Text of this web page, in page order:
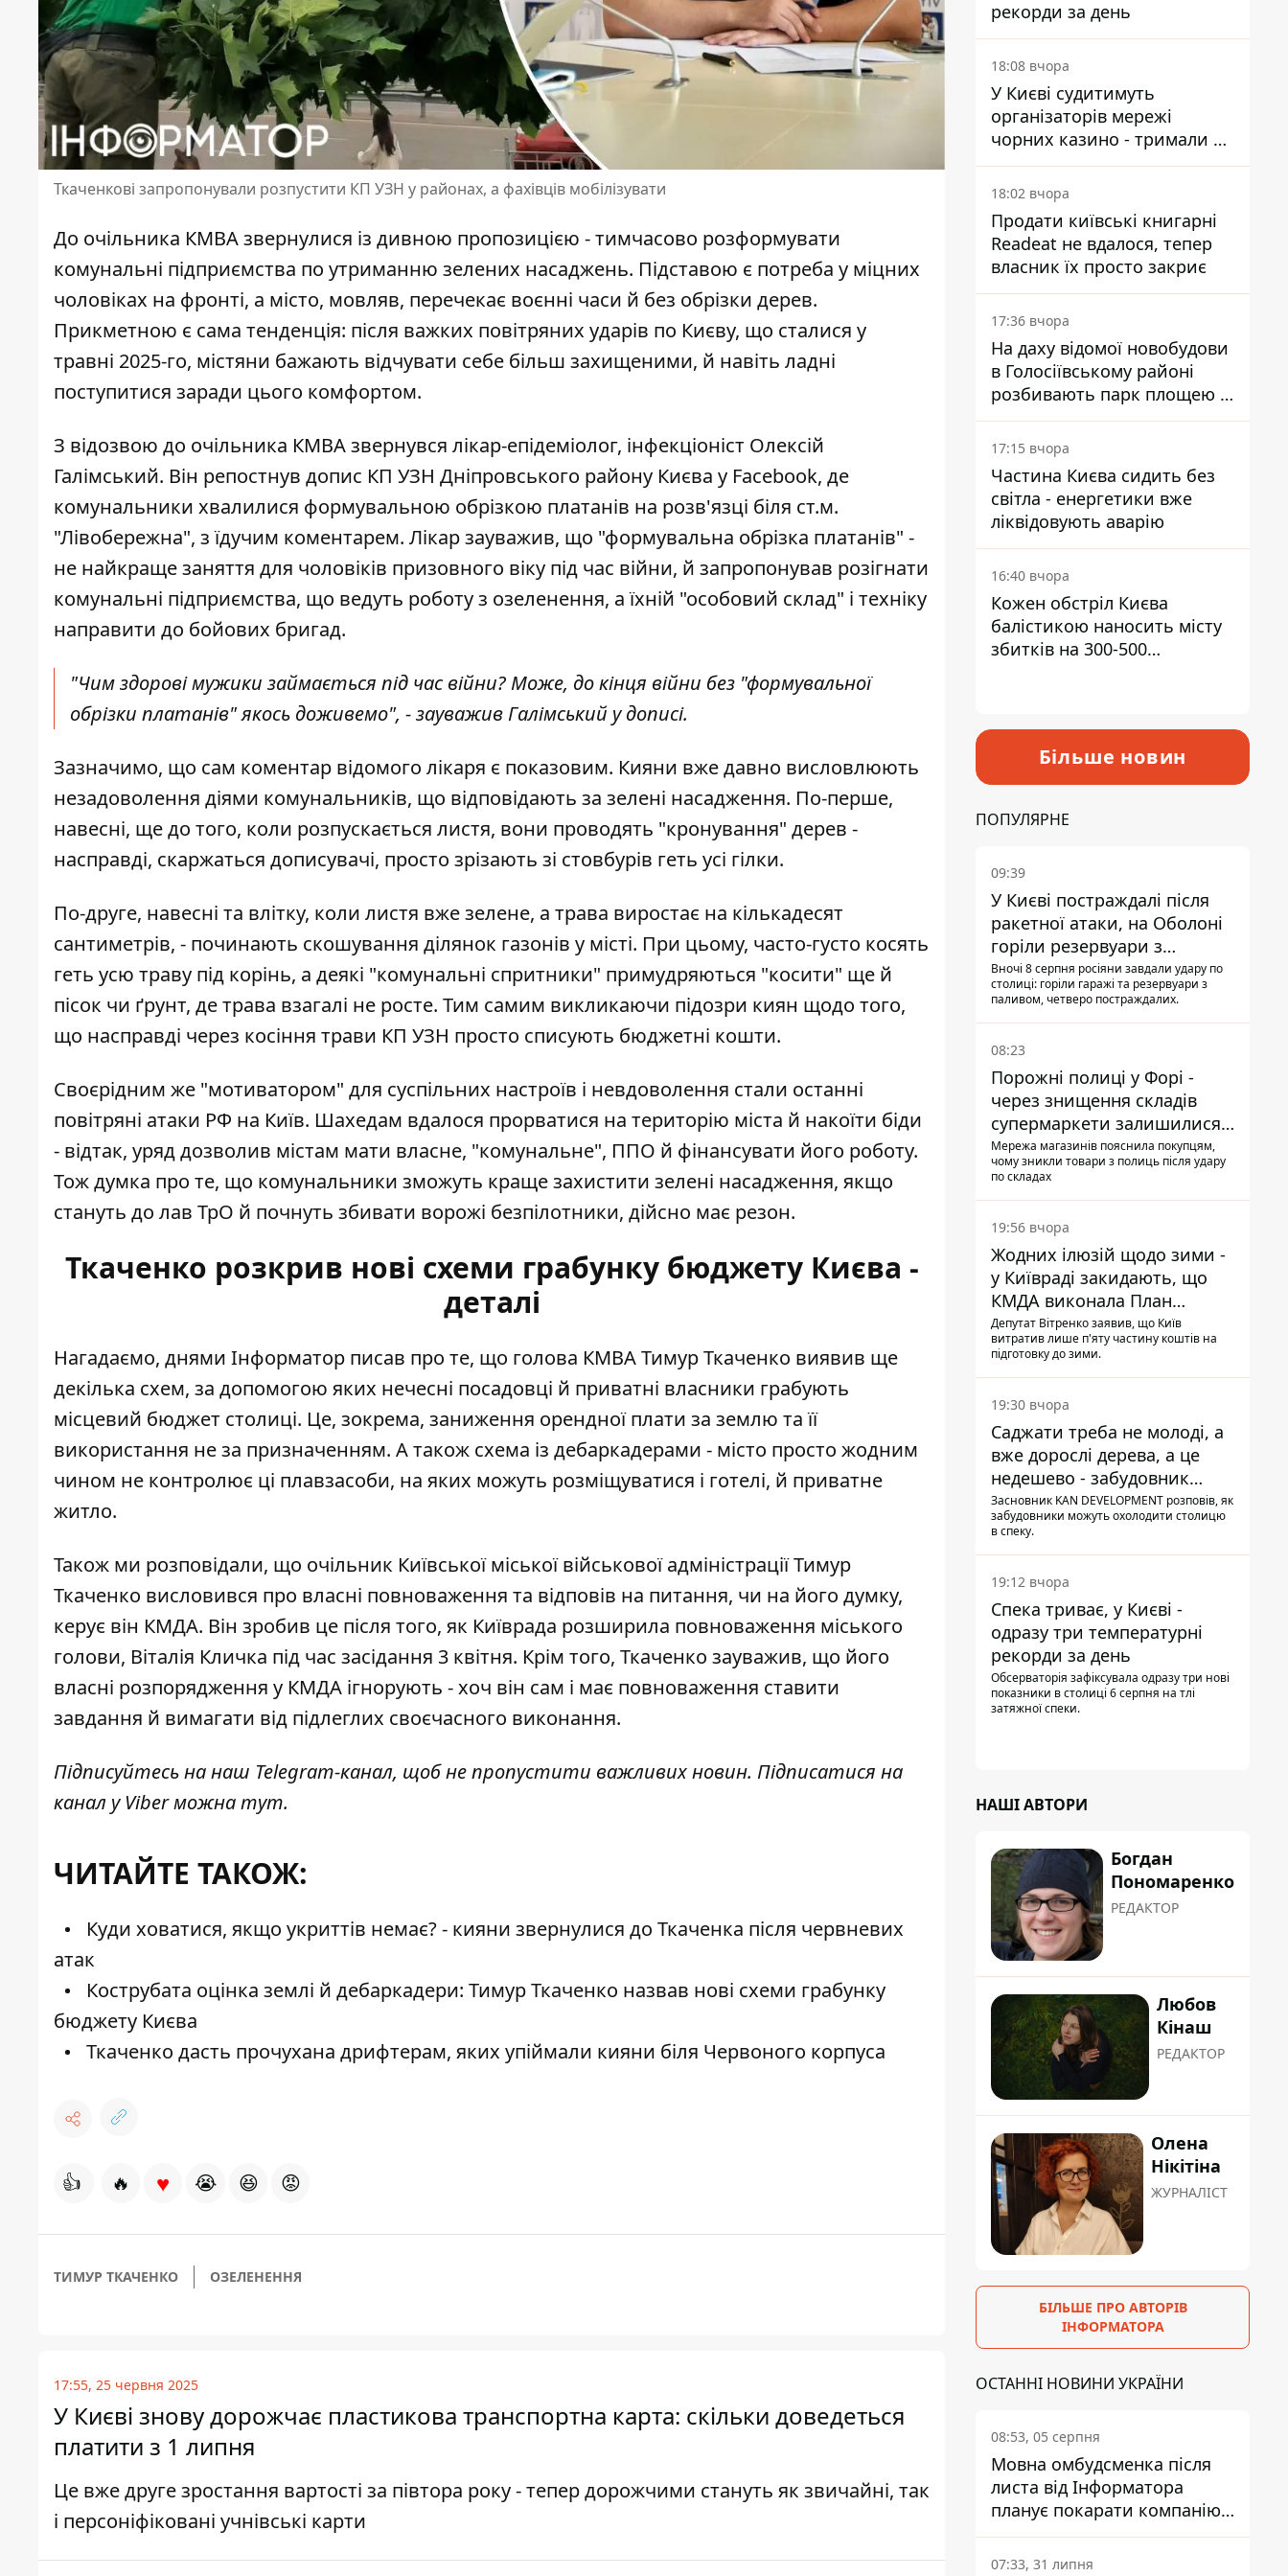
Ткаченкові запропонували розпустити КП УЗН у районах, а фахівців мобілізувати
До очільника КМВА звернулися із дивною пропозицією - тимчасово розформувати
комунальні підприємства по утриманню зелених насаджень. Підставою є потреба у міцних
чоловіках на фронті, а місто, мовляв, перечекає воєнні часи й без обрізки дерев.
Прикметною є сама тенденція: після важких повітряних ударів по Києву, що сталися у
травні 2025-го, містяни бажають відчувати себе більш захищеними, й навіть ладні
поступитися заради цього комфортом.
З відозвою до очільника КМВА звернувся лікар-епідеміолог, інфекціоніст Олексій
Галімський. Він репостнув допис КП УЗН Дніпровського району Києва у Facebook, де
комунальники хвалилися формувальною обрізкою платанів на розв'язці біля ст.м.
"Лівобережна", з їдучим коментарем. Лікар зауважив, що "формувальна обрізка платанів" -
не найкраще заняття для чоловіків призовного віку під час війни, й запропонував розігнати
комунальні підприємства, що ведуть роботу з озеленення, а їхній "особовий склад" і техніку
направити до бойових бригад.
"Чим здорові мужики займається під час війни? Може, до кінця війни без "формувальної
обрізки платанів" якось доживемо", - зауважив Галімський у дописі.
Зазначимо, що сам коментар відомого лікаря є показовим. Кияни вже давно висловлюють
незадоволення діями комунальників, що відповідають за зелені насадження. По-перше,
навесні, ще до того, коли розпускається листя, вони проводять "кронування" дерев -
насправді, скаржаться дописувачі, просто зрізають зі стовбурів геть усі гілки.
По-друге, навесні та влітку, коли листя вже зелене, а трава виростає на кількадесят
сантиметрів, - починають скошування ділянок газонів у місті. При цьому, часто-густо косять
геть усю траву під корінь, а деякі "комунальні спритники" примудряються "косити" ще й
пісок чи ґрунт, де трава взагалі не росте. Тим самим викликаючи підозри киян щодо того,
що насправді через косіння трави КП УЗН просто списують бюджетні кошти.
Своєрідним же "мотиватором" для суспільних настроїв і невдоволення стали останні
повітряні атаки РФ на Київ. Шахедам вдалося прорватися на територію міста й накоїти біди
- відтак, уряд дозволив містам мати власне, "комунальне", ППО й фінансувати його роботу.
Тож думка про те, що комунальники зможуть краще захистити зелені насадження, якщо
стануть до лав ТрО й почнуть збивати ворожі безпілотники, дійсно має резон.
Ткаченко розкрив нові схеми грабунку бюджету Києва -
деталі
Нагадаємо, днями Інформатор писав про те, що голова КМВА Тимур Ткаченко виявив ще
декілька схем, за допомогою яких нечесні посадовці й приватні власники грабують
місцевий бюджет столиці. Це, зокрема, заниження орендної плати за землю та її
використання не за призначенням. А також схема із дебаркадерами - місто просто жодним
чином не контролює ці плавзасоби, на яких можуть розміщуватися і готелі, й приватне
житло.
Також ми розповідали, що очільник Київської міської військової адміністрації Тимур
Ткаченко висловився про власні повноваження та відповів на питання, чи на його думку,
керує він КМДА. Він зробив це після того, як Київрада розширила повноваження міського
голови, Віталія Кличка під час засідання 3 квітня. Крім того, Ткаченко зауважив, що його
власні розпорядження у КМДА ігнорують - хоч він сам і має повноваження ставити
завдання й вимагати від підлеглих своєчасного виконання.
Підписуйтесь на наш Telegram-канал, щоб не пропустити важливих новин. Підписатися на
канал у Viber можнатут.
ЧИТАЙТЕ ТАКОЖ:
Куди ховатися, якщо укриттів немає? - кияни звернулися до Ткаченка після червневих
атак
Кострубата оцінка землі й дебаркадери: Тимур Ткаченко назвав нові схеми грабунку
бюджету Києва
Ткаченко дасть прочухана дрифтерам, яких упіймали кияни біля Червоного корпуса
👍 🔥 ♥ 😭 😆 😡
ТИМУР ТКАЧЕНКО ОЗЕЛЕНЕННЯ
17:55, 25 червня 2025
У Києві знову дорожчає пластикова транспортна карта: скільки доведеться
платити з 1 липня
Це вже друге зростання вартості за півтора року - тепер дорожчими стануть як звичайні, так
і персоніфіковані учнівські карти
рекорди за день
18:08 вчора
У Києві судитимуть
організаторів мережі
чорних казино - тримали 39
закладів
18:02 вчора
Продати київські книгарні
Readeat не вдалося, тепер
власник їх просто закриє
17:36 вчора
На даху відомої новобудови
в Голосіївському районі
розбивають парк площею в
гектар
17:15 вчора
Частина Києва сидить без
світла - енергетики вже
ліквідовують аварію
16:40 вчора
Кожен обстріл Києва
балістикою наносить місту
збитків на 300-500
Більше новин
ПОПУЛЯРНЕ
09:39
У Києві постраждалі після
ракетної атаки, на Оболоні
горіли резервуари з
паливом
Вночі 8 серпня росіяни завдали удару по
столиці: горіли гаражі та резервуари з
паливом, четверо постраждалих.
08:23
Порожні полиці у Форі -
через знищення складів
супермаркети залишилися
без асортименту
Мережа магазинів пояснила покупцям,
чому зникли товари з полиць після удару
по складах
19:56 вчора
Жодних ілюзій щодо зими -
у Київраді закидають, що
КМДА виконала План
стійкості на 20%
Депутат Вітренко заявив, що Київ
витратив лише п'яту частину коштів на
підготовку до зими.
19:30 вчора
Саджати треба не молоді, а
вже дорослі дерева, а це
недешево - забудовник
Ніконов
Засновник KAN DEVELOPMENT розповів, як
забудовники можуть охолодити столицю
в спеку.
19:12 вчора
Спека триває, у Києві -
одразу три температурні
рекорди за день
Обсерваторія зафіксувала одразу три нові
показники в столиці 6 серпня на тлі
затяжної спеки.
НАШІ АВТОРИ
Богдан
Пономаренко
РЕДАКТОР
Любов
Кінаш
РЕДАКТОР
Олена
Нікітіна
ЖУРНАЛІСТ
БІЛЬШЕ ПРО АВТОРІВ
ІНФОРМАТОРА
ОСТАННІ НОВИНИ УКРАЇНИ
08:53, 05 серпня
Мовна омбудсменка після
листа від Інформатора
планує покарати компанію-
підрядника ПриватБанку
07:33, 31 липня